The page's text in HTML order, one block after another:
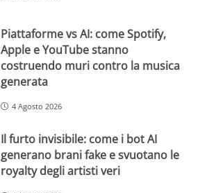
Piattaforme vs AI: come Spotify,
Apple e YouTube stanno
costruendo muri contro la musica
generata
4 Agosto 2026
Il furto invisibile: come i bot AI
generano brani fake e svuotano le
royalty degli artisti veri